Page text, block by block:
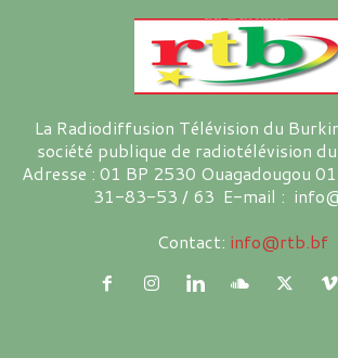
La Radiodiffusion Télévision du
société publique de radiotélévision
Adresse : 01 BP 2530 Ouagadougou
31-83-53 / 63 E-mail :
Contact: info@rtb.bf